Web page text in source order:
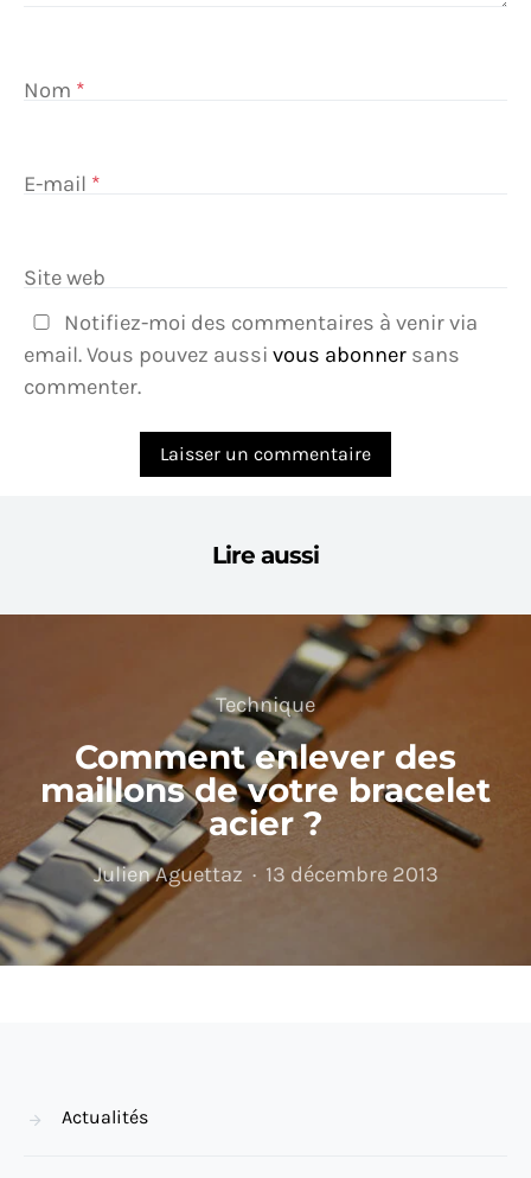
Nom *
E-mail *
Site web
Notifiez-moi des commentaires à venir via
email. Vous pouvez aussi vous abonner sans
commenter.
Lire aussi
Technique
Comment enlever des
maillons de votre bracelet
acier ?
Julien Aguettaz 13 décembre 2013
Actualités